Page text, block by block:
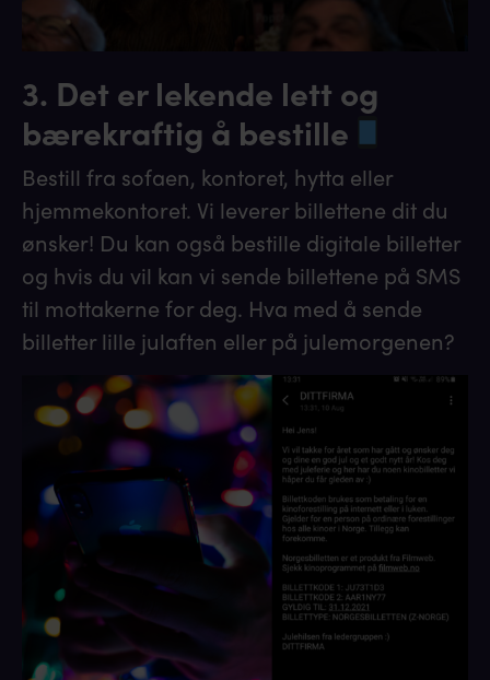
3. Det er lekende lett og
bærekraftig å bestille
Bestill fra sofaen, kontoret, hytta eller
hjemmekontoret. Vi leverer billettene dit du
ønsker! Du kan også bestille digitale billetter
og hvis du vil kan vi sende billettene på SMS
til mottakerne for deg. Hva med å sende
billetter lille julaften eller på julemorgenen?